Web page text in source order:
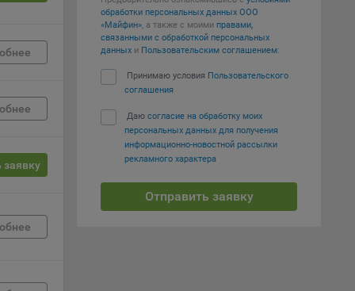
заявку
обработки персональных данных ООО
«Майфин», а также с моими правами,
связанными с обработкой персональных
данных и Пользовательским соглашением:
Принимаю условия Пользовательского
соглашения
Даю согласие на обработку моих
персональных данных для получения
информационно-новостной рассылки
рекламного характера
Отправить заявку